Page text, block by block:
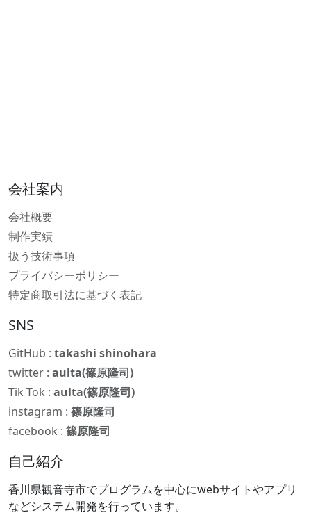
会社案内
会社概要
制作実績
扱う技術事項
プライバシーポリシー
特定商取引法に基づく表記
SNS
GitHub : takashi shinohara
twitter : aulta(篠原隆司)
Tik Tok : aulta(篠原隆司)
instagram : 篠原隆司
facebook : 篠原隆司
自己紹介
香川県観音寺市でプログラムを中心にwebサイトやアプリ
などシステム開発を行っています。